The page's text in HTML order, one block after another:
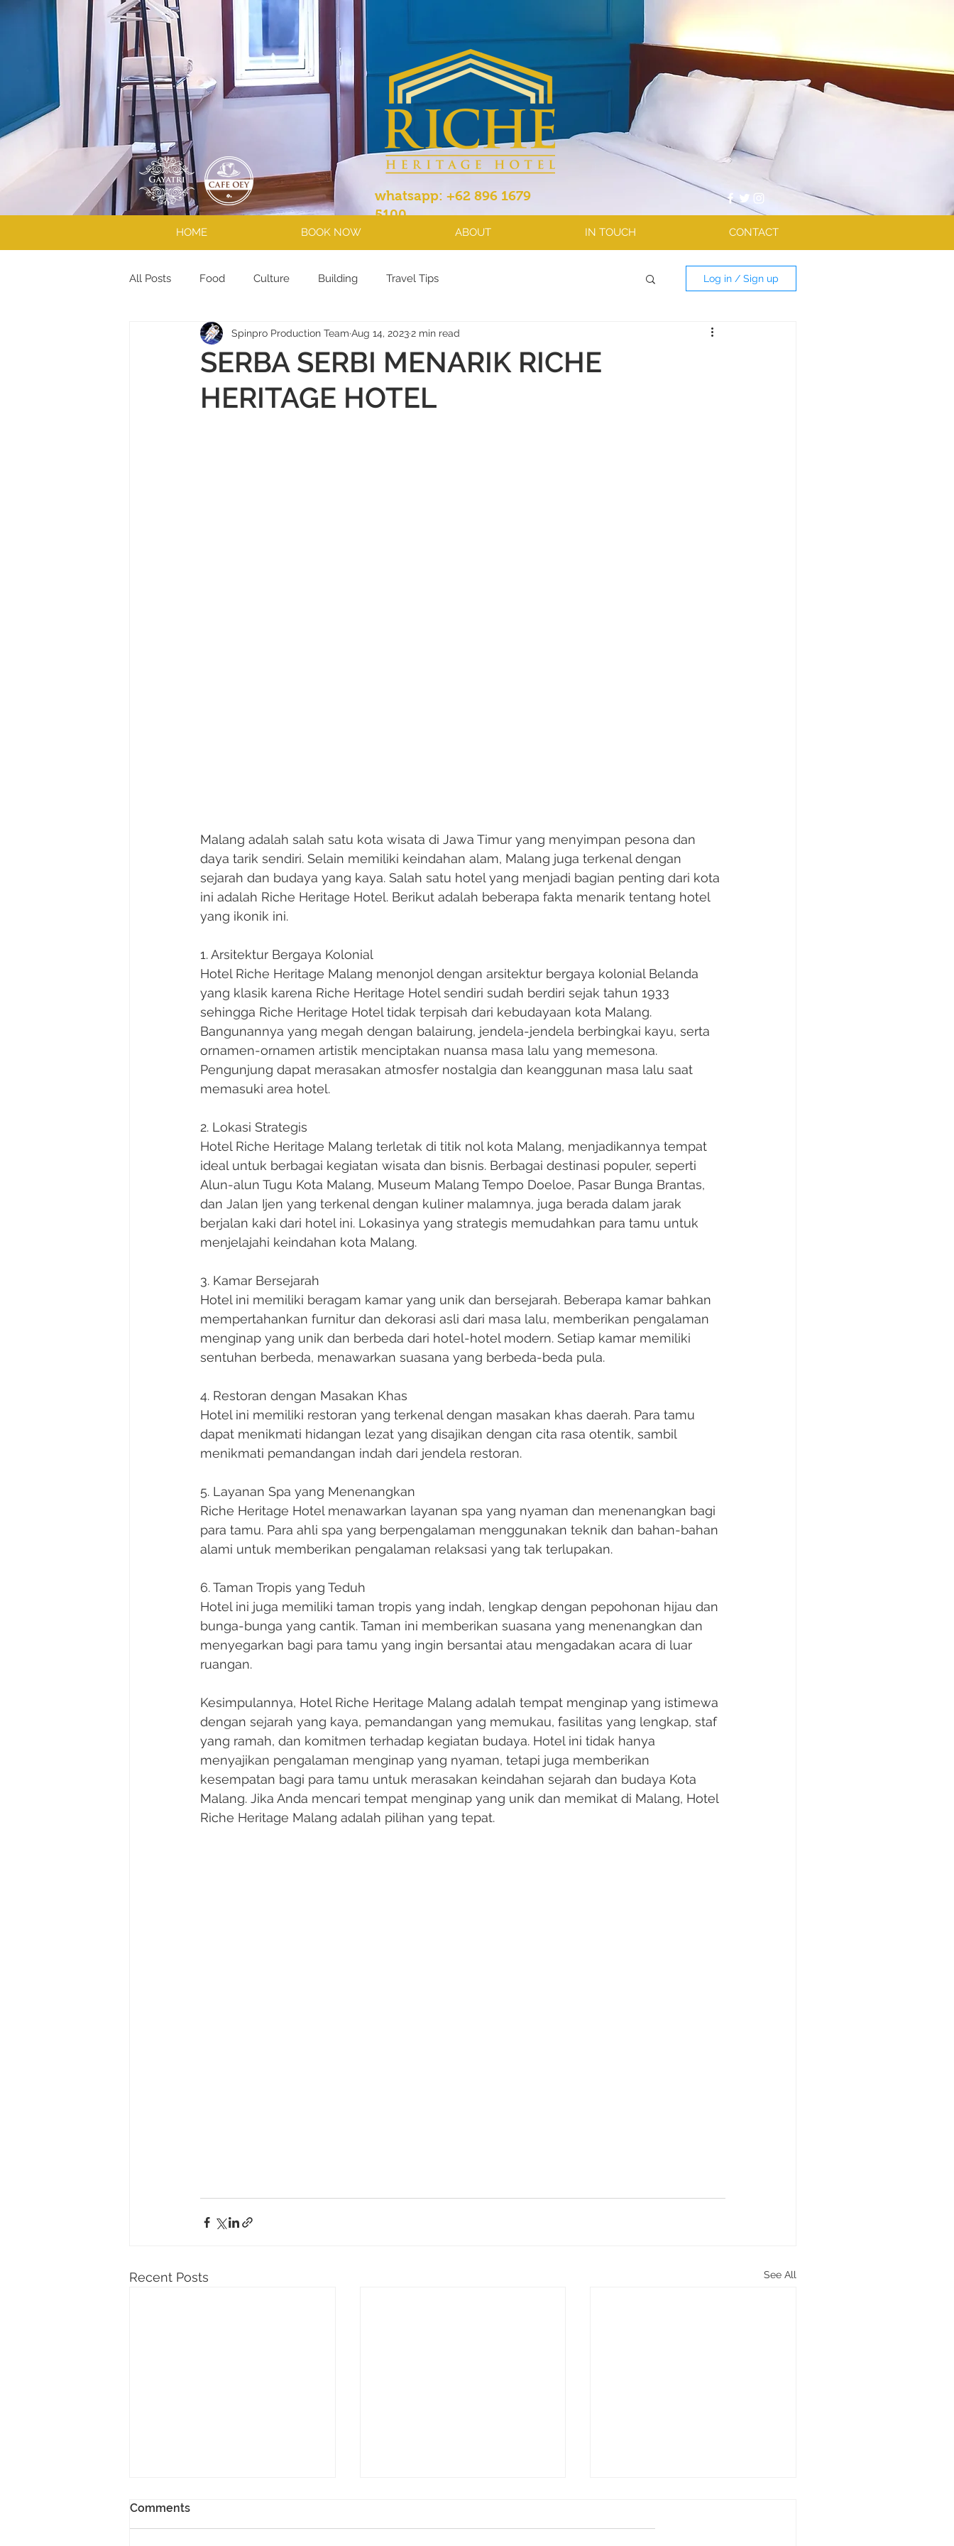
HOME BOOK NOW ABOUT IN TOUCH CONTACT
whatsapp: +62 896 1679
5100
All Posts Food Culture Building Travel Tips Log in / Sign up
SERBA SERBI MENARIK RICHE
HERITAGE HOTEL
Spinpro Production Team Aug 14, 20232 min read
Malang adalah salah satu kota wisata di Jawa Timur yang menyimpan pesona dan
daya tarik sendiri. Selain memiliki keindahan alam, Malang juga terkenal dengan
sejarah dan budaya yang kaya. Salah satu hotel yang menjadi bagian penting dari kota
ini adalah Riche Heritage Hotel. Berikut adalah beberapa fakta menarik tentang hotel
yang ikonik ini.
1. Arsitektur Bergaya Kolonial
Hotel Riche Heritage Malang menonjol dengan arsitektur bergaya kolonial Belanda
yang klasik karena Riche Heritage Hotel sendiri sudah berdiri sejak tahun 1933
sehingga Riche Heritage Hotel tidak terpisah dari kebudayaan kota Malang.
Bangunannya yang megah dengan balairung, jendela-jendela berbingkai kayu, serta
ornamen-ornamen artistik menciptakan nuansa masa lalu yang memesona.
Pengunjung dapat merasakan atmosfer nostalgia dan keanggunan masa lalu saat
memasuki area hotel.
2. Lokasi Strategis
Hotel Riche Heritage Malang terletak di titik nol kota Malang, menjadikannya tempat
ideal untuk berbagai kegiatan wisata dan bisnis. Berbagai destinasi populer, seperti
Alun-alun Tugu Kota Malang, Museum Malang Tempo Doeloe, Pasar Bunga Brantas,
dan Jalan Ijen yang terkenal dengan kuliner malamnya, juga berada dalam jarak
berjalan kaki dari hotel ini. Lokasinya yang strategis memudahkan para tamu untuk
menjelajahi keindahan kota Malang.
3. Kamar Bersejarah
Hotel ini memiliki beragam kamar yang unik dan bersejarah. Beberapa kamar bahkan
mempertahankan furnitur dan dekorasi asli dari masa lalu, memberikan pengalaman
menginap yang unik dan berbeda dari hotel-hotel modern. Setiap kamar memiliki
sentuhan berbeda, menawarkan suasana yang berbeda-beda pula.
4. Restoran dengan Masakan Khas
Hotel ini memiliki restoran yang terkenal dengan masakan khas daerah. Para tamu
dapat menikmati hidangan lezat yang disajikan dengan cita rasa otentik, sambil
menikmati pemandangan indah dari jendela restoran.
5. Layanan Spa yang Menenangkan
Riche Heritage Hotel menawarkan layanan spa yang nyaman dan menenangkan bagi
para tamu. Para ahli spa yang berpengalaman menggunakan teknik dan bahan-bahan
alami untuk memberikan pengalaman relaksasi yang tak terlupakan.
6. Taman Tropis yang Teduh
Hotel ini juga memiliki taman tropis yang indah, lengkap dengan pepohonan hijau dan
bunga-bunga yang cantik. Taman ini memberikan suasana yang menenangkan dan
menyegarkan bagi para tamu yang ingin bersantai atau mengadakan acara di luar
ruangan.
Kesimpulannya, Hotel Riche Heritage Malang adalah tempat menginap yang istimewa
dengan sejarah yang kaya, pemandangan yang memukau, fasilitas yang lengkap, staf
yang ramah, dan komitmen terhadap kegiatan budaya. Hotel ini tidak hanya
menyajikan pengalaman menginap yang nyaman, tetapi juga memberikan
kesempatan bagi para tamu untuk merasakan keindahan sejarah dan budaya Kota
Malang. Jika Anda mencari tempat menginap yang unik dan memikat di Malang, Hotel
Riche Heritage Malang adalah pilihan yang tepat.
Recent Posts See All
Comments